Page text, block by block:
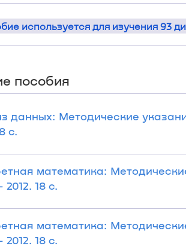
используется для изучения 93
пособия
данных: Методические
с.
математика:
18 с.
математика:
18 с.